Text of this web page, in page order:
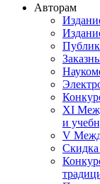
Авторам
XI
и
V
Скидка